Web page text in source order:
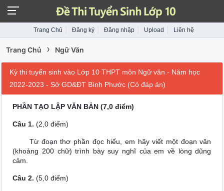
Trang Chủ Đăng ký Đăng nhập Upload Liên hệ
Trang Chủ › Ngữ Văn
Kỳ thi tuyển sinh vào Lớp 10 THPT môn Ngữ văn - Năm học
2022-2023 - Sở GD&ĐT Bình Phước (Có đáp án)
PHẦN TẠO LẬP VĂN BẢN (7,0 điểm)
Câu 1. (2,0 điểm)
Từ đoạn thơ phần đọc hiểu, em hãy viết một đoạn văn
(khoảng 200 chữ) trình bày suy nghĩ của em về lòng dũng
cảm.
Câu 2. (5,0 điểm)